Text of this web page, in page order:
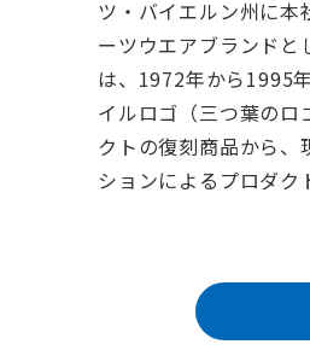
ツ・バイエルン州に本
ーツウエアブランドと
は、1972年から1995
イルロゴ（三つ葉の
クトの復刻商品から
ションによるプロダク